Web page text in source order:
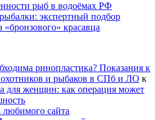
рыб в водоёмах РФ
экспертный подбор
«бронзового» красавца
ринопластика? Показания к
и рыбаков в СПб и ЛО к
для женщин: как операция может
любимого сайта